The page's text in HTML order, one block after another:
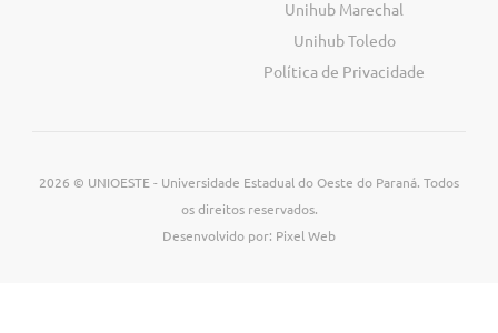
Unihub Marechal
Unihub Toledo
Política de Privacidade
2026 © UNIOESTE - Universidade Estadual do Oeste do Paraná. Todos
os direitos reservados.
Desenvolvido por: Pixel Web